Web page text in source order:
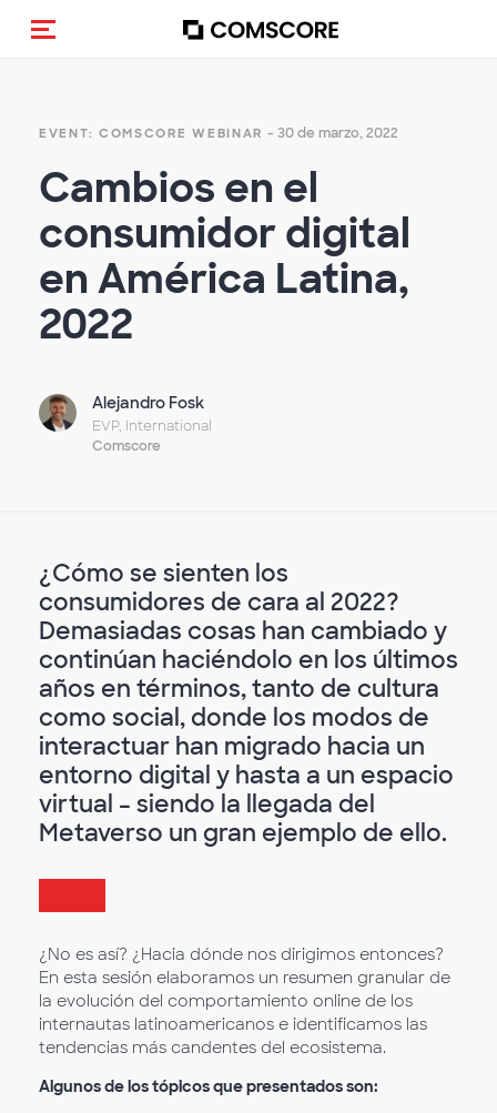
(Des)activar la navegación
EVENT: COMSCORE WEBINAR - 30 de marzo, 2022
Cambios en el
consumidor digital
en América Latina,
2022
Alejandro Fosk
EVP, International
Comscore
¿Cómo se sienten los
consumidores de cara al 2022?
Demasiadas cosas han cambiado y
continúan haciéndolo en los últimos
años en términos, tanto de cultura
como social, donde los modos de
interactuar han migrado hacia un
entorno digital y hasta a un espacio
virtual – siendo la llegada del
Metaverso un gran ejemplo de ello.
¿No es así? ¿Hacia dónde nos dirigimos entonces?
En esta sesión elaboramos un resumen granular de
la evolución del comportamiento online de los
internautas latinoamericanos e identificamos las
tendencias más candentes del ecosistema.
Algunos de los tópicos que presentados son: